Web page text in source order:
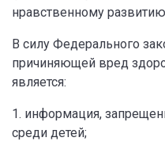
нравственному
В силу Федерального
причиняющей вред
является:
1. информация,
среди детей;